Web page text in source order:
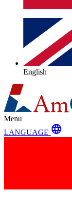
English
Menu
LANGUAGE language